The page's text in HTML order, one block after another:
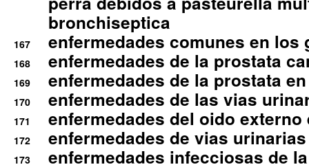
bronchiseptica
167 enfermedades comunes en los
168 enfermedades de la prostata
169 enfermedades de la prostata
170 enfermedades de las vias
171 enfermedades del oido
172 enfermedades de vias
173 enfermedades infecciosas de